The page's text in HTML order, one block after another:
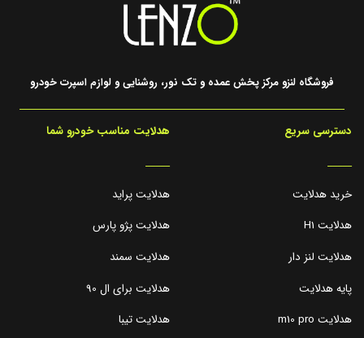
فروشگاه لنزو مرکز پخش عمده و تک نور، روشنایی و لوازم اسپرت خودرو
دسترسی سریع
_____
خرید هدلایت
هدلایت H1
هدلایت لنز دار
پایه هدلایت
هدلایت m10 pro
هدلایت مناسب خودرو شما
_____
هدلایت پراید
هدلایت پژو پارس
هدلایت سمند
هدلایت برای ال 90
هدلایت تیبا